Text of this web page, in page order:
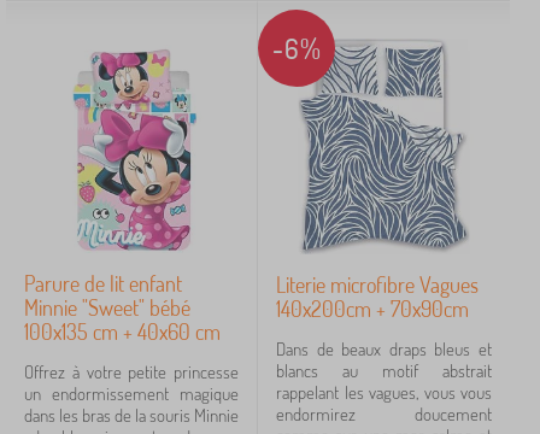
Parure de lit enfant
Minnie "Sweet" bébé
100x135 cm + 40x60 cm
Offrez à votre petite princesse
un endormissement magique
dans les bras de la souris Minnie
-6%
Literie microfibre Vagues
140x200cm + 70x90cm
Dans de beaux draps bleus et
blancs au motif abstrait
rappelant les vagues, vous vous
endormirez doucement